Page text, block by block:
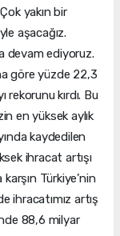
yakın bir
aşacağız.
devam ediyoruz.
göre yüzde 22,3
kırdı. Bu
en yüksek aylık
kaydedilen
ihracat artışı
Türkiye’nin
ihracatımız artış
88,6 milyar